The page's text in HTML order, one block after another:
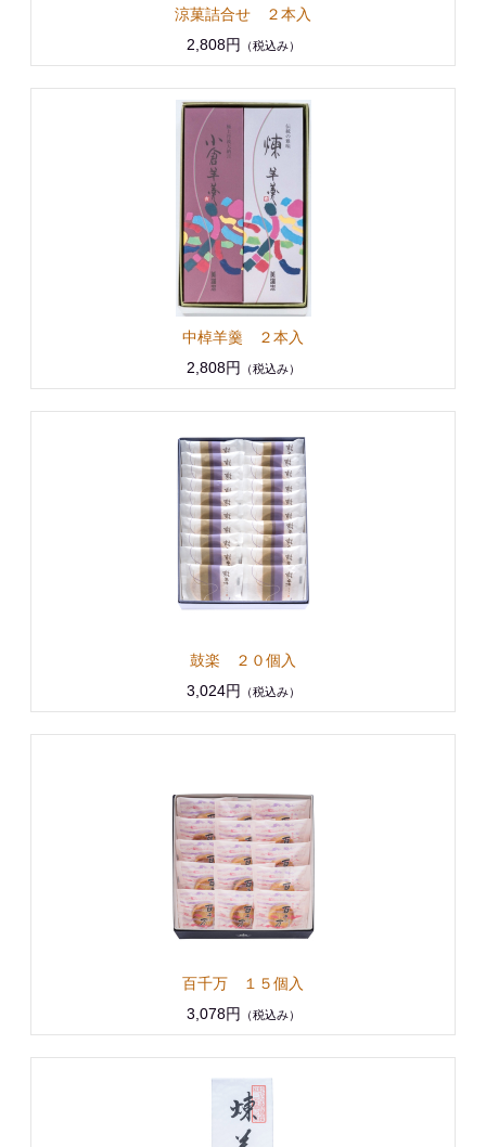
涼菓詰合せ ２本入
2,808円
（税込み）
中棹羊羹 ２本入
2,808円
（税込み）
鼓楽 ２０個入
3,024円
（税込み）
百千万 １５個入
3,078円
（税込み）